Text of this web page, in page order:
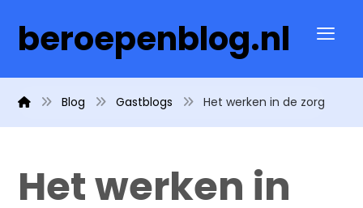
beroepenblog.nl
Blog Gastblogs Het werken in de zorg
Het werken in